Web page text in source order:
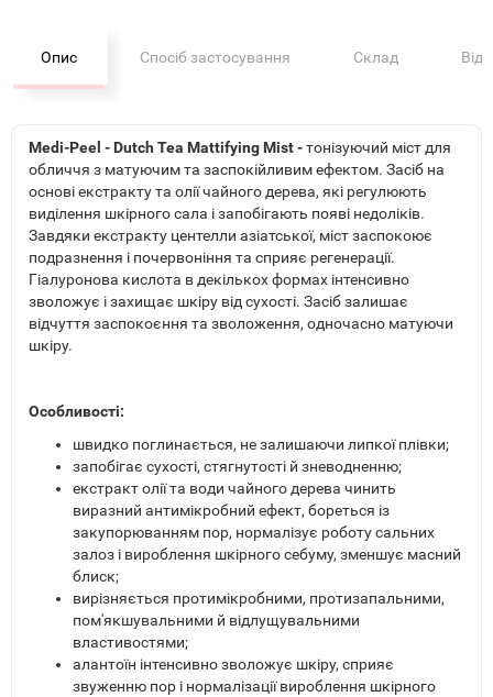
Опис Спосіб застосування Склад
Medi-Peel - Dutch Tea Mattifying Mist -тонізуючий міст для
обличчя з матуючим та заспокійливим ефектом. Засіб на
основі екстракту та олії чайного дерева, які регулюють
виділення шкірного сала і запобігають появі недоліків.
Завдяки екстракту центелли азіатської, міст заспокоює
подразнення і почервоніння та сприяє регенерації.
Гіалуронова кислота в декількох формах інтенсивно
зволожує і захищає шкіру від сухості. Засіб залишає
відчуття заспокоєння та зволоження, одночасно матуючи
шкіру.
Особливості:
швидко поглинається, не залишаючи липкої плівки;
запобігає сухості, стягнутості й зневодненню;
екстракт олії та води чайного дерева чинить
виразний антимікробний ефект, бореться із
закупорюванням пор, нормалізує роботу сальних
залоз і вироблення шкірного себуму, зменшує масний
блиск;
вирізняється протимікробними, протизапальними,
пом'якшувальними й відлущувальними
властивостями;
алантоїн інтенсивно зволожує шкіру, сприяє
звуженню пор і нормалізації вироблення шкірного